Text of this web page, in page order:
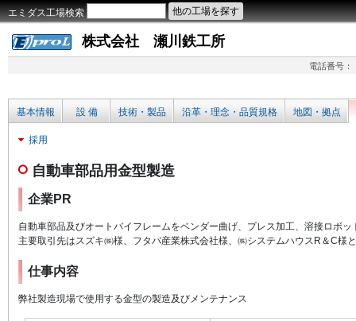
エミダス工場検索
株式会社 瀬川鉄工所
電話番号：
基本情報 設 備 技術・製品 沿革・理念・品質規格 地図・拠点
採用
自動車部品用金型製造
企業PR
自動車部品及びオートバイフレームをベンダー曲げ、プレス加工、溶接ロボ
主要取引先はスズキ㈱様、フタバ産業株式会社様、㈱システムハウスR＆C様
仕事内容
弊社製造現場で使用する金型の製造及びメンテナンス